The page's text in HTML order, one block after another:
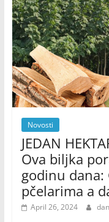
Novosti
JEDAN
Ova biljka
godinu
pčelarima a
April 26, 2024 dan